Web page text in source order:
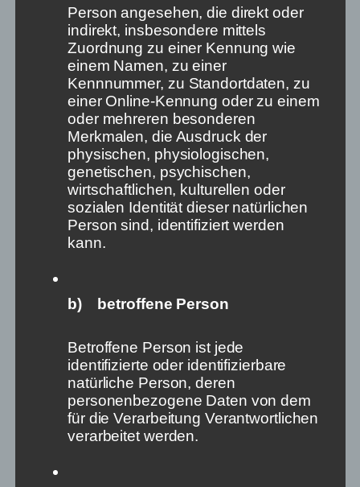
geworden. Wenn lineare Medien, in denen
Informationen noch ihren Platz haben, gleichzeitig
an Bedeutung verlieren und Regulierung ihnen in den
nonlinearen Medien diesen Platz nicht zuweist, wird
unsere Demokratie es schwer haben.
Dieser Beitrag ist in einer Kooperation von Vocer und
dem journalist entstanden. Der Beitrag wird in dem
Buch „Wie wir den Journalismus widerstandfähiger
machen“ erscheinen. Herausgeber sind Vocer-
Mitgründer Stephan Weichert und journalist-
Chefredakteur Matthias Daniel.
Person angesehen, die direkt oder
indirekt, insbesondere mittels
Zuordnung zu einer Kennung wie
einem Namen, zu einer
Kennnummer, zu Standortdaten, zu
einer Online-Kennung oder zu einem
oder mehreren besonderen
Merkmalen, die Ausdruck der
physischen, physiologischen,
genetischen, psychischen,
wirtschaftlichen, kulturellen oder
sozialen Identität dieser natürlichen
Person sind, identifiziert werden
kann.
b) betroffene Person
Betroffene Person ist jede
identifizierte oder identifizierbare
natürliche Person, deren
personenbezogene Daten von dem
für die Verarbeitung Verantwortlichen
verarbeitet werden.